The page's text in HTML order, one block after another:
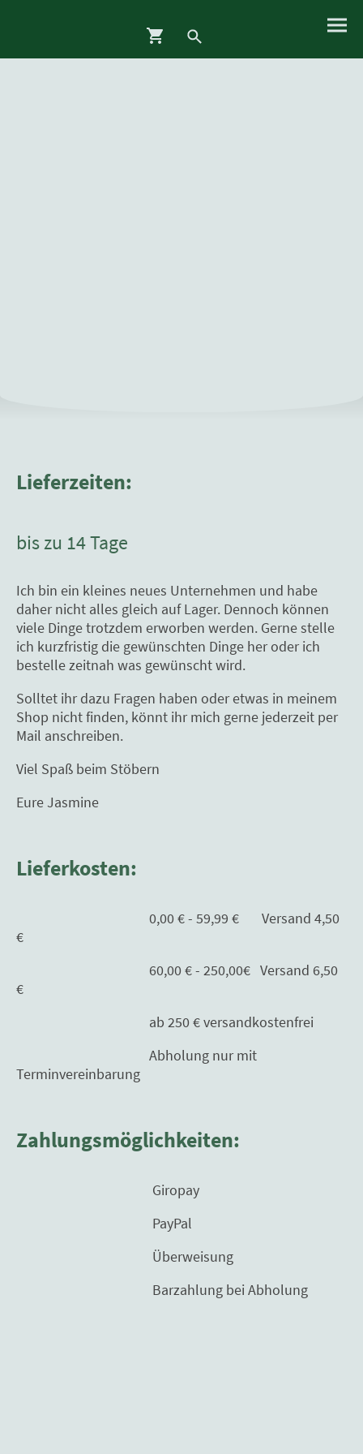
Lieferzeiten:
bis zu 14 Tage
Ich bin ein kleines neues Unternehmen und habe
daher nicht alles gleich auf Lager. Dennoch können
viele Dinge trotzdem erworben werden. Gerne stelle
ich kurzfristig die gewünschten Dinge her oder ich
bestelle zeitnah was gewünscht wird.
Solltet ihr dazu Fragen haben oder etwas in meinem
Shop nicht finden, könnt ihr mich gerne jederzeit per
Mail anschreiben.
Viel Spaß beim Stöbern
Eure Jasmine
Lieferkosten:
0,00 € - 59,99 € Versand 4,50
€
60,00 € - 250,00€ Versand 6,50
€
ab 250 € versandkostenfrei
Abholung nur mit
Terminvereinbarung
Zahlungsmöglichkeiten:
Giropay
PayPal
Überweisung
Barzahlung bei Abholung